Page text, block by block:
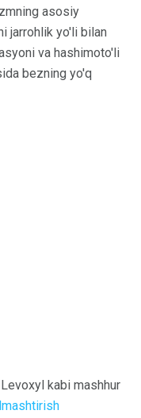
asosiy
jarrohlik yo'li bilan
va hashimoto'li
bezning yo'q
kabi mashhur